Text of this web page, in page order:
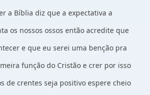
a Bíblia diz que a expectativa a
os nossos ossos então acredite que
e que eu serei uma benção pra
função do Cristão e crer por isso
de crentes seja positivo espere cheio